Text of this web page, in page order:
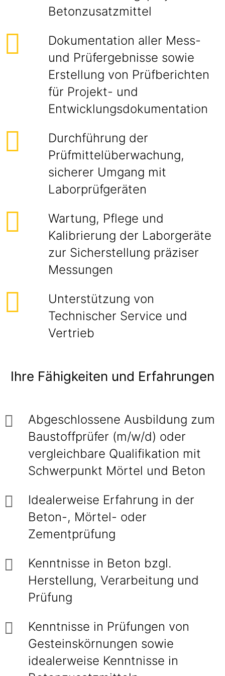
Betonzusatzmittel
Dokumentation aller Mess-
und Prüfergebnisse sowie
Erstellung von Prüfberichten
für Projekt- und
Entwicklungsdokumentation
Durchführung der
Prüfmittelüberwachung,
sicherer Umgang mit
Laborprüfgeräten
Wartung, Pflege und
Kalibrierung der Laborgeräte
zur Sicherstellung präziser
Messungen
Unterstützung von
Technischer Service und
Vertrieb
Ihre Fähigkeiten und Erfahrungen
Abgeschlossene Ausbildung zum
Baustoffprüfer (m/w/d) oder
vergleichbare Qualifikation mit
Schwerpunkt Mörtel und Beton
Idealerweise Erfahrung in der
Beton-, Mörtel- oder
Zementprüfung
Kenntnisse in Beton bzgl.
Herstellung, Verarbeitung und
Prüfung
Kenntnisse in Prüfungen von
Gesteinskörnungen sowie
idealerweise Kenntnisse in